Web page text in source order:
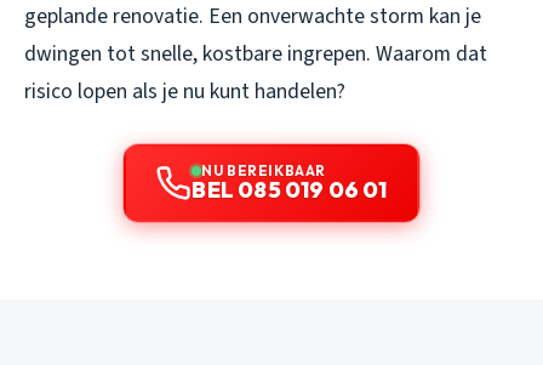
geplande renovatie. Een onverwachte storm kan je
dwingen tot snelle, kostbare ingrepen. Waarom dat
risico lopen als je nu kunt handelen?
NU BEREIKBAAR
BEL 085 019 06 01